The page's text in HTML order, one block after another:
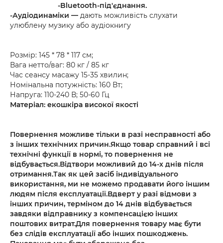
-Bluetooth-під'єднання.
-Аудіодинаміки — дають можливість слухати
улюблену музику або аудіокнигу
Розмір: 145 * 78 * 117 см;
Вага нетто/ваг: 80 кг / 85 кг
Час сеансу масажу 15-35 хвилин;
Номінальна потужність: 160 Вт;
Напруга: 110-240 В; 50-60 Гц
Матеріал: екошкіра високої якості
Повернення можливе тільки в разі несправності або
з інших технічних причин.Якщо товар справний і всі
технічні функції в нормі, то повернення не
відбувається.Відтвори можливий до 14-х днів після
отримання.Так як цей засіб індивідуального
використання, ми не можемо продавати його іншим
людям після експлуатації.Вдверт у разі відмови з
інших причин, терміном до 14 днів відбувається
завдяки відправнику з компенсацією інших
поштових витрат.Для повернення товару має бути
без слідів експлуатації або інших пошкоджень.